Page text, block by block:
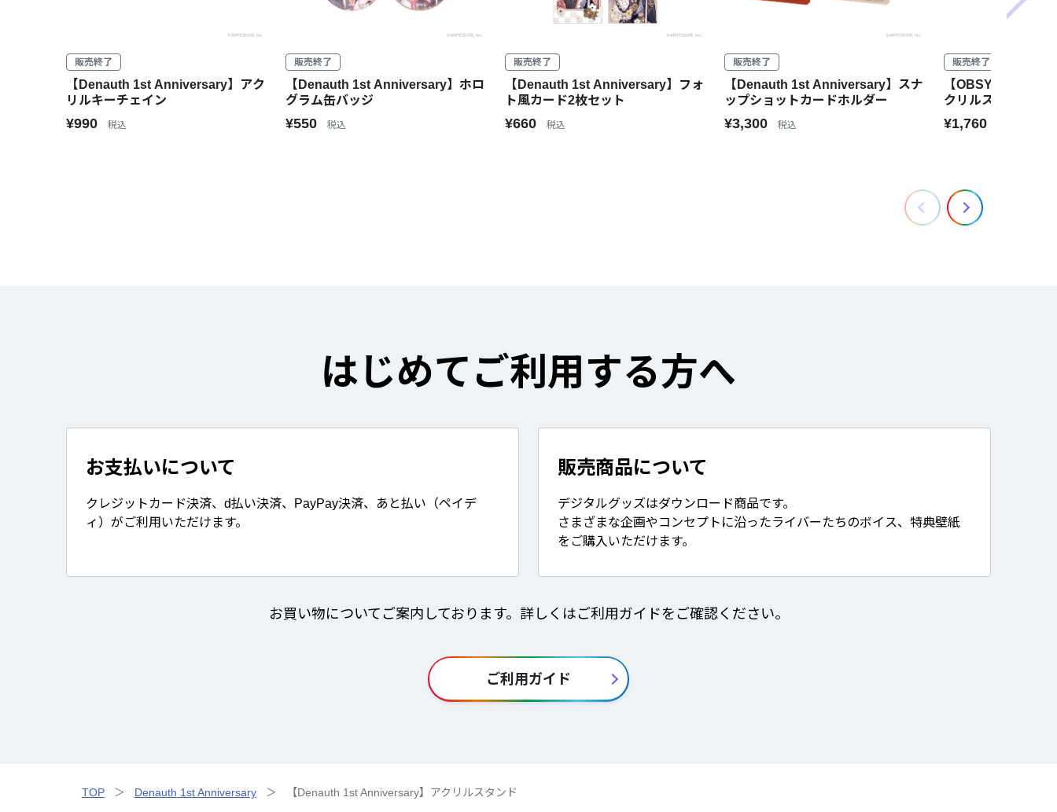
販売終了
【Denauth 1st Anniversary】アク
リルキーチェイン
¥990 税込
販売終了
【Denauth 1st Anniversary】ホロ
グラム缶バッジ
¥550 税込
販売終了
【Denauth 1st Anniversary】フォ
ト風カード2枚セット
¥660 税込
販売終了
【Denauth 1st Anniversary】スナ
ップショットカードホルダー
¥3,300 税込
販売終了
【OBSYDIA 4th
クリルスタンド
¥1,760
はじめてご利用する方へ
お支払いについて
クレジットカード決済、d払い決済、PayPay決済、あと払い（ペイデ
ィ）がご利用いただけます。
販売商品について
デジタルグッズはダウンロード商品です。
さまざまな企画やコンセプトに沿ったライバーたちのボイス、特典壁紙
をご購入いただけます。
お買い物についてご案内しております。詳しくはご利用ガイドをご確認ください。
ご利用ガイド
TOP Denauth 1st Anniversary 【Denauth 1st Anniversary】アクリルスタンド